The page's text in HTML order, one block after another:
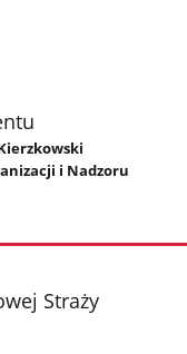
i Nadzoru
Straży